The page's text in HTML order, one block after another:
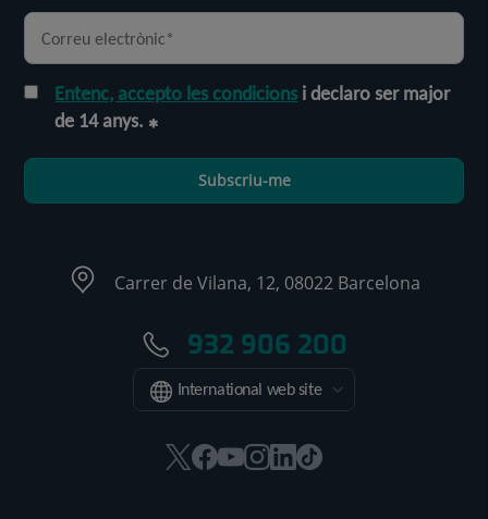
Entenc, accepto les condicions i declaro ser major
de 14 anys.
Subscriu-me
Carrer de Vilana, 12, 08022 Barcelona
932 906 200
International web site
AquestAquestAquestAquest
AquestEnllaç